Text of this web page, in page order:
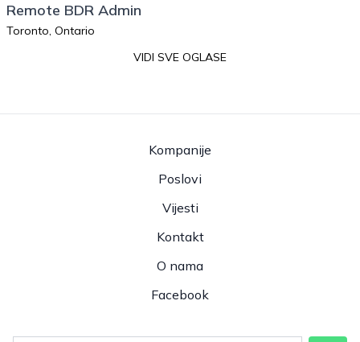
Remote BDR Admin
Toronto, Ontario
VIDI SVE OGLASE
Kompanije
Poslovi
Vijesti
Kontakt
O nama
Facebook